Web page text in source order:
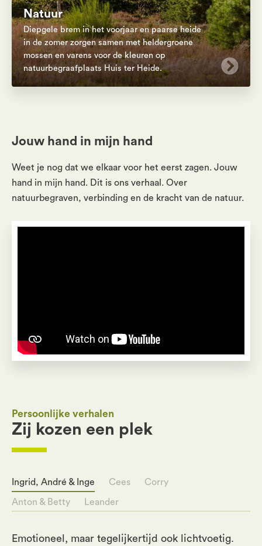
Natuur
Diepgele brem in het voorjaar en paarse heide
in de zomer zorgen samen met heldergroene
mossen en varens voor de kleuren op
natuurbegraafplaats Huis ter Heide.
Jouw hand in mijn hand
Weet je nog dat we elkaar voor het eerst zagen. Jouw
hand in mijn hand. Dit is ons verhaal. Over
natuurbegraven, verbinding en de kracht van de natuur.
Pas instellingen voor [wt_cli_manage_consent]
Persoonlijke verhalen
Zij kozen een plek
Ingrid, André & Inge Cees Corry
Anton & Betty Leander
Emotioneel, maar tegelijkertijd ook lichtvoetig.